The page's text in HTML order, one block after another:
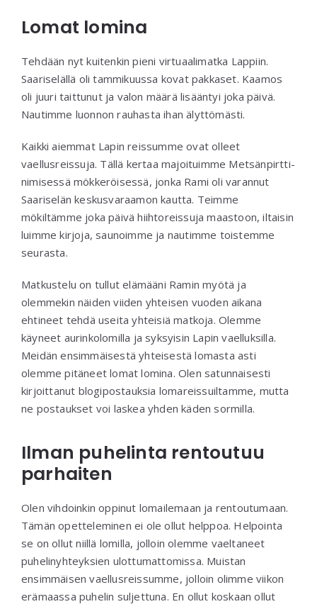
Lomat lomina
Tehdään nyt kuitenkin pieni virtuaalimatka Lappiin.
Saariselällä oli tammikuussa kovat pakkaset. Kaamos
oli juuri taittunut ja valon määrä lisääntyi joka päivä.
Nautimme luonnon rauhasta ihan älyttömästi.
Kaikki aiemmat Lapin reissumme ovat olleet
vaellusreissuja. Tällä kertaa majoituimme Metsänpirtti-
nimisessä mökkeröisessä, jonka Rami oli varannut
Saariselän keskusvaraamon kautta. Teimme
mökiltämme joka päivä hiihtoreissuja maastoon, iltaisin
luimme kirjoja, saunoimme ja nautimme toistemme
seurasta.
Matkustelu on tullut elämääni Ramin myötä ja
olemmekin näiden viiden yhteisen vuoden aikana
ehtineet tehdä useita yhteisiä matkoja. Olemme
käyneet aurinkolomilla ja syksyisin Lapin vaelluksilla.
Meidän ensimmäisestä yhteisestä lomasta asti
olemme pitäneet lomat lomina. Olen satunnaisesti
kirjoittanut blogipostauksia lomareissuiltamme, mutta
ne postaukset voi laskea yhden käden sormilla.
Ilman puhelinta rentoutuu
parhaiten
Olen vihdoinkin oppinut lomailemaan ja rentoutumaan.
Tämän opetteleminen ei ole ollut helppoa. Helpointa
se on ollut niillä lomilla, jolloin olemme vaeltaneet
puhelinyhteyksien ulottumattomissa. Muistan
ensimmäisen vaellusreissumme, jolloin olimme viikon
erämaassa puhelin suljettuna. En ollut koskaan ollut